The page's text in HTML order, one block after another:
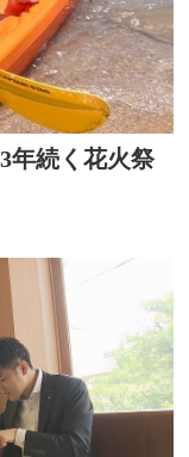
年続く花火祭